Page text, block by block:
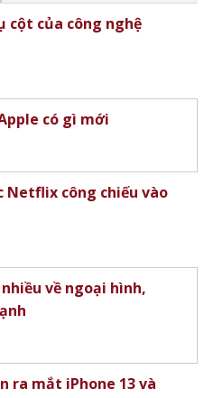
cột của công nghệ
có gì mới
Netflix công chiếu vào
về ngoại hình,
ra mắt iPhone 13 và